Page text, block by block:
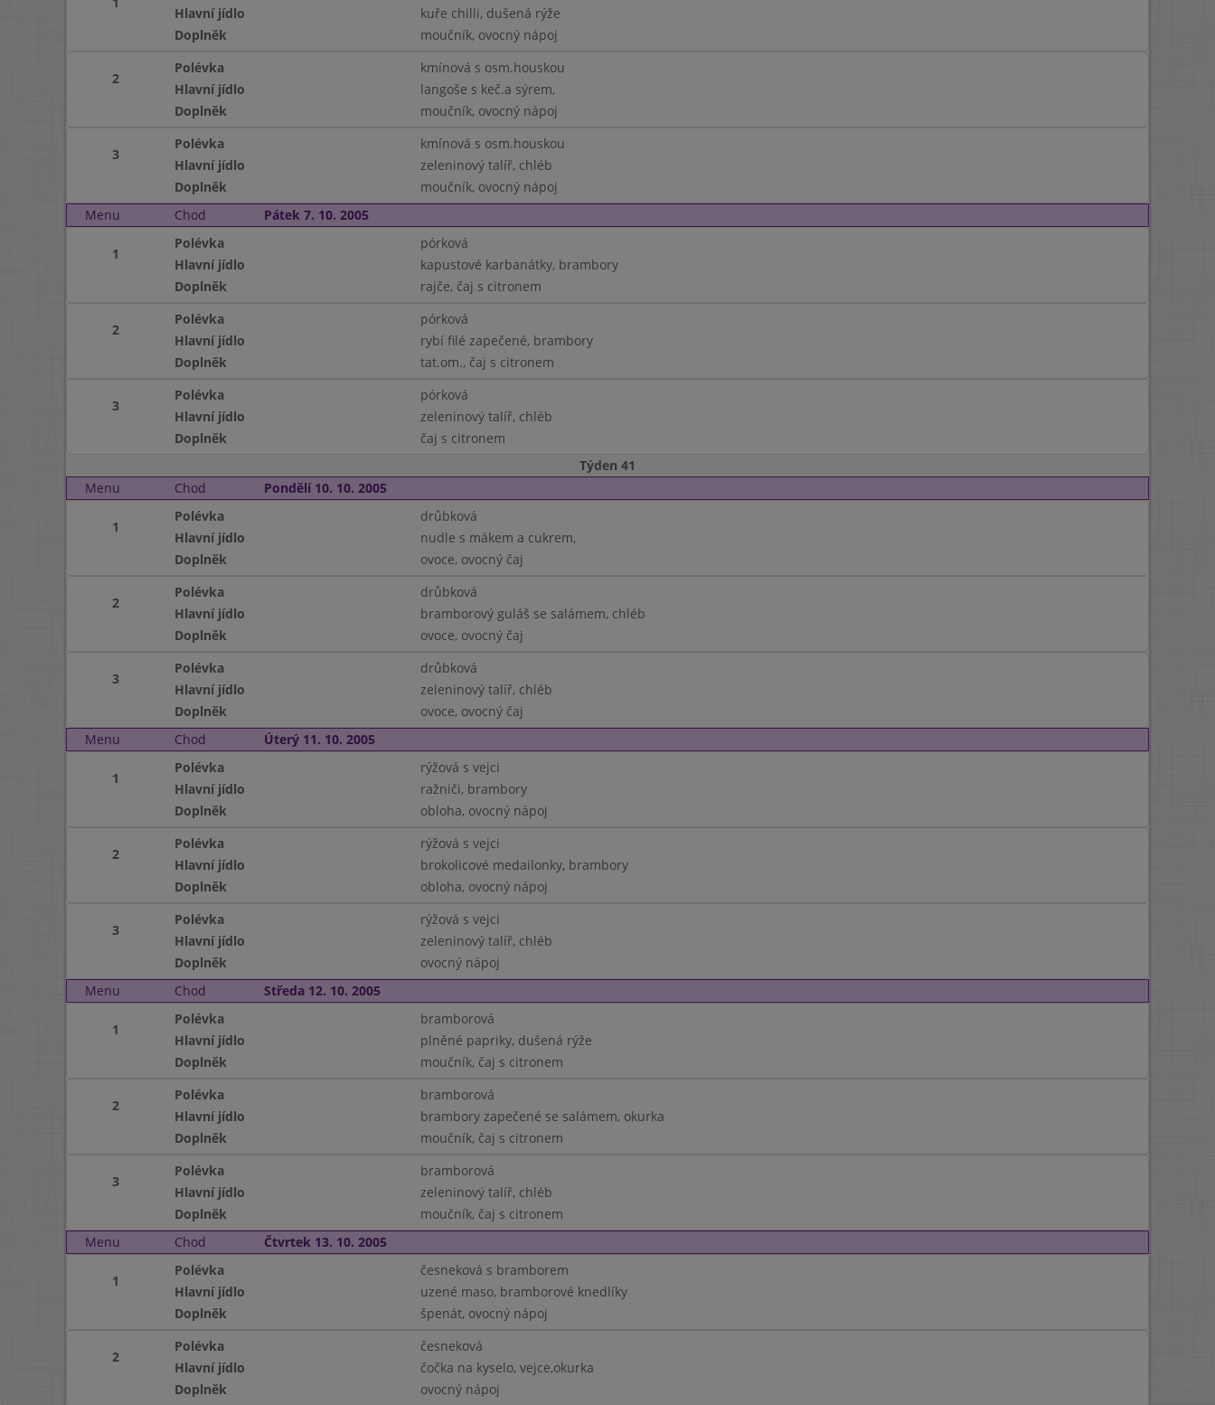
Hlavní jídlo
kuře chilli, dušená rýže
Doplněk
moučník, ovocný nápoj
2
Polévka
kmínová s osm.houskou
Hlavní jídlo
langoše s keč.a sýrem,
Doplněk
moučník, ovocný nápoj
3
Polévka
kmínová s osm.houskou
Hlavní jídlo
zeleninový talíř, chléb
Doplněk
moučník, ovocný nápoj
Menu
Chod Pátek 7. 10. 2005
1
Polévka
pórková
Hlavní jídlo
kapustové karbanátky, brambory
Doplněk
rajče, čaj s citronem
2
Polévka
pórková
Hlavní jídlo
rybí filé zapečené, brambory
Doplněk
tat.om., čaj s citronem
3
Polévka
pórková
Hlavní jídlo
zeleninový talíř, chléb
Doplněk
čaj s citronem
Týden 41
Menu
Chod Pondělí 10. 10. 2005
1
Polévka
drůbková
Hlavní jídlo
nudle s mákem a cukrem,
Doplněk
ovoce, ovocný čaj
2
Polévka
drůbková
Hlavní jídlo
bramborový guláš se salámem, chléb
Doplněk
ovoce, ovocný čaj
3
Polévka
drůbková
Hlavní jídlo
zeleninový talíř, chléb
Doplněk
ovoce, ovocný čaj
Menu
Chod Úterý 11. 10. 2005
1
Polévka
rýžová s vejci
Hlavní jídlo
ražniči, brambory
Doplněk
obloha, ovocný nápoj
2
Polévka
rýžová s vejci
Hlavní jídlo
brokolicové medailonky, brambory
Doplněk
obloha, ovocný nápoj
3
Polévka
rýžová s vejci
Hlavní jídlo
zeleninový talíř, chléb
Doplněk
ovocný nápoj
Menu
Chod Středa 12. 10. 2005
1
Polévka
bramborová
Hlavní jídlo
plněné papriky, dušená rýže
Doplněk
moučník, čaj s citronem
2
Polévka
bramborová
Hlavní jídlo
brambory zapečené se salámem, okurka
Doplněk
moučník, čaj s citronem
3
Polévka
bramborová
Hlavní jídlo
zeleninový talíř, chléb
Doplněk
moučník, čaj s citronem
Menu
Chod Čtvrtek 13. 10. 2005
1
Polévka
česneková s bramborem
Hlavní jídlo
uzené maso, bramborové knedlíky
Doplněk
špenát, ovocný nápoj
2
Polévka
česneková
Hlavní jídlo
čočka na kyselo, vejce,okurka
Doplněk
ovocný nápoj